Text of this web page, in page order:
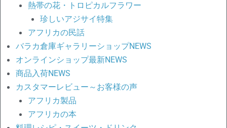
熱帯の花・トロピカルフラワー
珍しいアジサイ特集
アフリカの民話
バラカ倉庫ギャラリーショップNEWS
オンラインショップ最新NEWS
商品入荷NEWS
カスタマーレビュー～お客様の声
アフリカ製品
アフリカの本